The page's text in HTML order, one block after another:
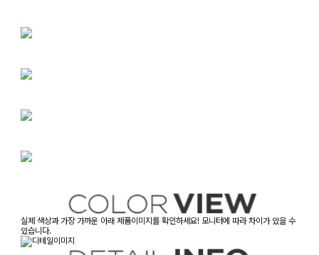
실제 색상과 가장 가까운 아래 제품이미지를 확인하세요! 모니터에 따라 차이가 있을 수
있습니다.